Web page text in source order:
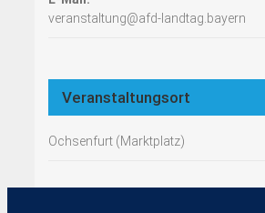
veranstaltung@afd-landtag.bayern
Veranstaltungsort
Ochsenfurt (Marktplatz)